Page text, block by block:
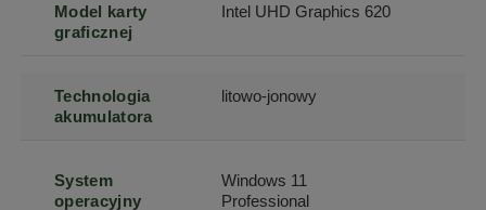
Model karty
graficznej
Intel UHD Graphics 620
Technologia
akumulatora
litowo-jonowy
System
operacyjny
Windows 11
Professional